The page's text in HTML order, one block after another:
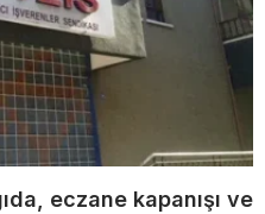
eczane kapanışı ve